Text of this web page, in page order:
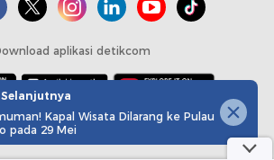
aplikasi detikcom
2026 detikcom, All right reserved
Kapal Wisata Dilarang ke Pulau
pada 29 Mei